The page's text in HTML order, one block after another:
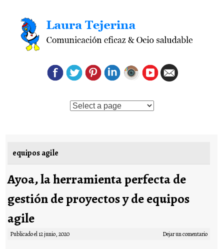
Saltar al contenido
equipos agile
Ayoa, la herramienta perfecta de
gestión de proyectos y de equipos
agile
Publicado el12 junio, 2020 Dejar un comentario